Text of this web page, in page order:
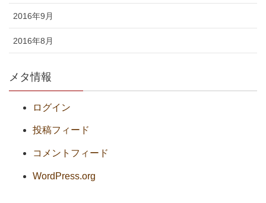
2016年9月
2016年8月
メタ情報
ログイン
投稿フィード
コメントフィード
WordPress.org